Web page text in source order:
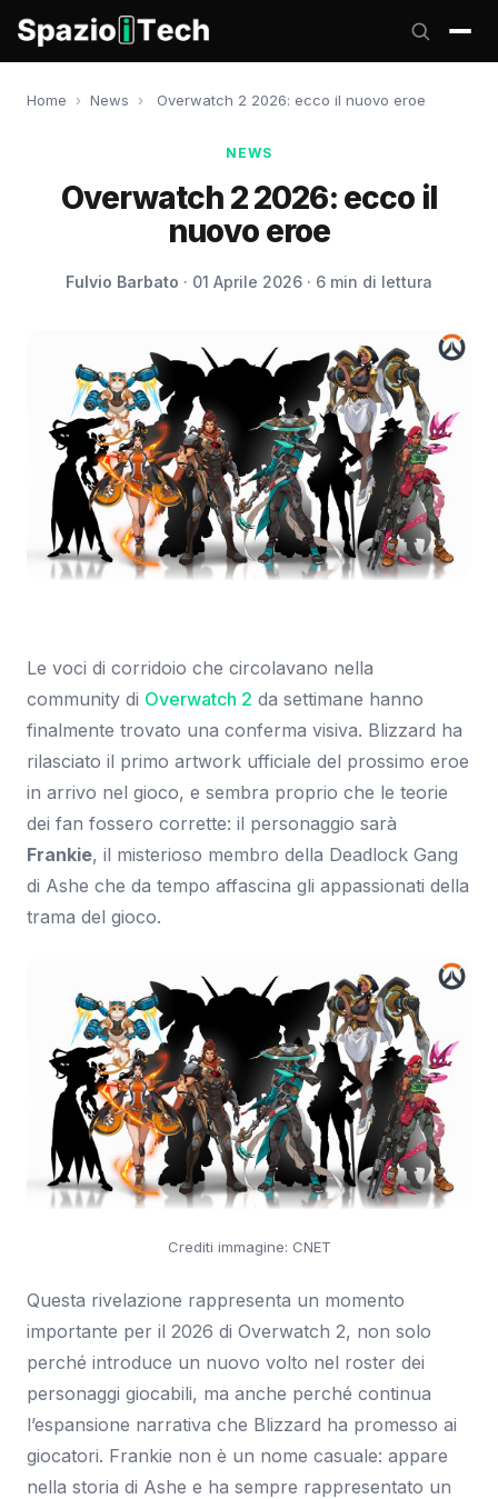
Home › News › Overwatch 2 2026: ecco il nuovo eroe
NEWS
Overwatch 2 2026: ecco il
nuovo eroe
Fulvio Barbato · 01 Aprile 2026 · 6 min di lettura
Le voci di corridoio che circolavano nella
community di Overwatch 2 da settimane hanno
finalmente trovato una conferma visiva. Blizzard ha
rilasciato il primo artwork ufficiale del prossimo eroe
in arrivo nel gioco, e sembra proprio che le teorie
dei fan fossero corrette: il personaggio sarà
Frankie, il misterioso membro della Deadlock Gang
di Ashe che da tempo affascina gli appassionati della
trama del gioco.
Crediti immagine: CNET
Questa rivelazione rappresenta un momento
importante per il 2026 di Overwatch 2, non solo
perché introduce un nuovo volto nel roster dei
personaggi giocabili, ma anche perché continua
l’espansione narrativa che Blizzard ha promesso ai
giocatori. Frankie non è un nome casuale: appare
nella storia di Ashe e ha sempre rappresentato un